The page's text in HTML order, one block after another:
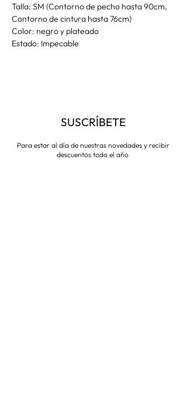
Talla: SM (Contorno de pecho hasta 90cm,
Contorno de cintura hasta 76cm)
Color: negro y plateado
Estado: Impecable
SUSCRÍBETE
Para estar al día de nuestras novedades y recibir
descuentos todo el año